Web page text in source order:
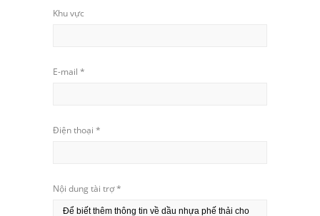
Khu vực
E-mail *
Điện thoại *
Nội dung tài trợ*